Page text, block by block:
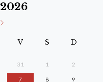
V S D
31 1 2
7 8 9